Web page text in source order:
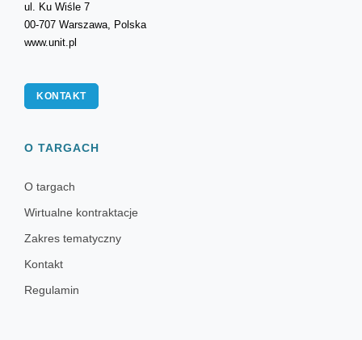
ul. Ku Wiśle 7
00-707 Warszawa, Polska
www.unit.pl
KONTAKT
O TARGACH
O targach
Wirtualne kontraktacje
Zakres tematyczny
Kontakt
Regulamin